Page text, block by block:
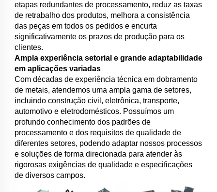
etapas redundantes de processamento, reduz as taxas
de retrabalho dos produtos, melhora a consistência
das peças em todos os pedidos e encurta
significativamente os prazos de produção para os
clientes.
Ampla experiência setorial e grande adaptabilidade
em aplicações variadas
Com décadas de experiência técnica em dobramento
de metais, atendemos uma ampla gama de setores,
incluindo construção civil, eletrônica, transporte,
automotivo e eletrodomésticos. Possuímos um
profundo conhecimento dos padrões de
processamento e dos requisitos de qualidade de
diferentes setores, podendo adaptar nossos processos
e soluções de forma direcionada para atender às
rigorosas exigências de qualidade e especificações
de diversos campos.